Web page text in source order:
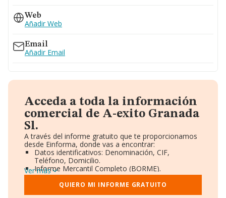
Web
Añadir Web
Email
Añadir Email
Acceda a toda la información
comercial de A-exito Granada
Sl.
A través del informe gratuito que te proporcionamos
desde Einforma, donde vas a encontrar:
Datos identificativos: Denominación, CIF,
Teléfono, Domicilio.
Informe Mercantil Completo (BORME).
Gráficos de Evolución Ventas y Empleados.
Consejo de Administración y Administradores.
Directivos y Ejecutivos.
Ver más
QUIERO MI INFORME GRATUITO